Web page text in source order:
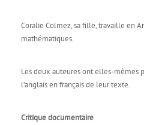
Coralie Colmez, sa fille, travaille en
mathématiques.
Les deux auteures ont elles-mêmes
l’anglais en français de leur texte.
Critique documentaire